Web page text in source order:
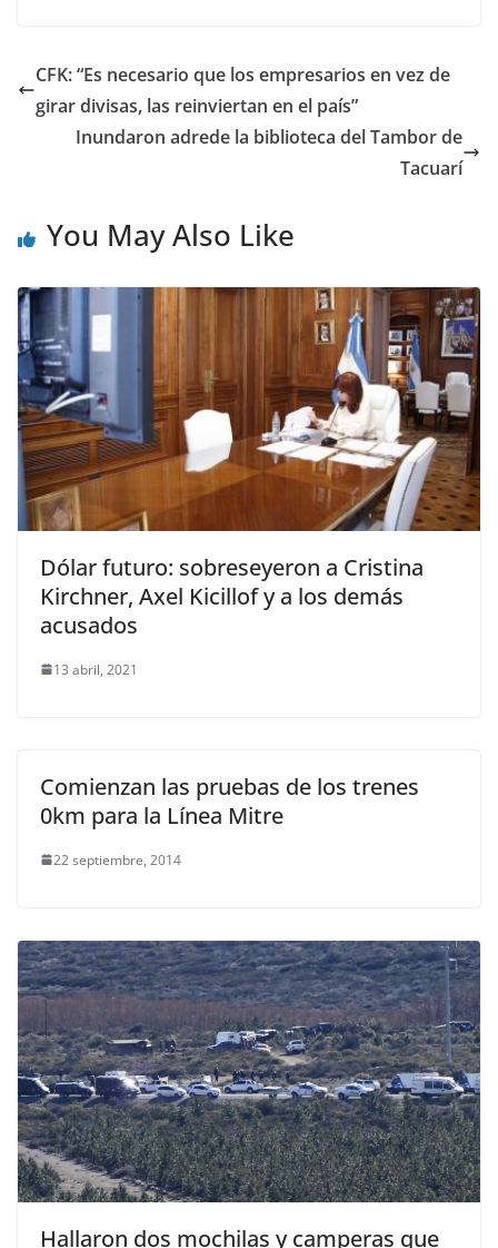
CFK: “Es necesario que los empresarios en vez de
girar divisas, las reinviertan en el país”
Inundaron adrede la biblioteca del Tambor de
Tacuarí
You May Also Like
Dólar futuro: sobreseyeron a Cristina
Kirchner, Axel Kicillof y a los demás
acusados
13 abril, 2021
Comienzan las pruebas de los trenes
0km para la Línea Mitre
22 septiembre, 2014
Hallaron dos mochilas y camperas que